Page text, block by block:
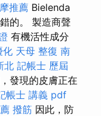
推薦 Bielenda
的。 製造商聲
有機活性成分
化 天母 整復 南
北 記帳士 歷屆
發現的皮膚正在
帳士 講義 pdf
撥筋 因此，防